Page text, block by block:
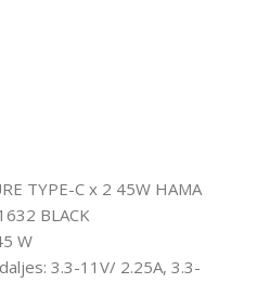
TYPE-C x 2 45W HAMA
BLACK
W
3.3-11V/ 2.25A, 3.3-